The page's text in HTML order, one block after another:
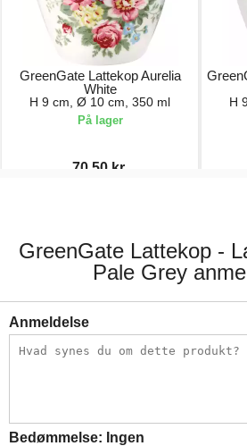
GreenGate Lattekop Aurelia
White
H 9 cm, Ø 10 cm, 350 ml
På lager
70,50 kr.
H
GreenGate Lattekop -
Pale Grey
Anmeldelse
Bedømmelse: Ingen